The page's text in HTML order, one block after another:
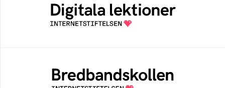
Öppen digital lärresurs med färdiga lektioner
för alla stadier i grundskolan
Bredbandskollen är ett oberoende
konsumentverktyg som drivs av